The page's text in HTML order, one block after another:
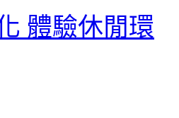
體驗休閒環